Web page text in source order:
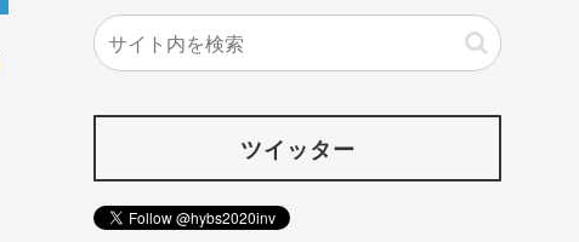
ツイッター